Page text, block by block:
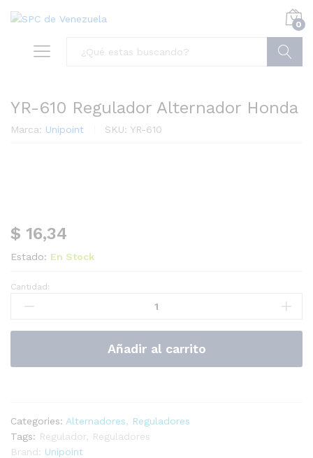
0
YR-610 Regulador Alternador Honda
Marca: Unipoint SKU: YR-610
$ 16,34
Estado: En Stock
YR-
610
Alternador
quantity
Cantidad:
Añadir al carrito
Categories: Alternadores
Reguladores
Tags: Regulador,
Reguladores
Brand: Unipoint